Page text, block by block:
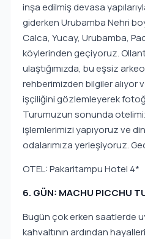
inşa edilmiş devasa
giderken Urubamba Nehri
Calca, Yucay, Urubamba,
köylerinden geçiyoruz.
ulaştığımızda, bu eşsiz
rehberimizden bilgiler alıyor
işçiliğini gözlemleyerek
Turumuzun sonunda
işlemlerimizi yapıyoruz ve
odalarımıza yerleşiyoruz.
OTEL: Pakaritampu Hotel 4*
6. GÜN: MACHU PICCHU
Bugün çok erken saatlerde
kahvaltının ardından